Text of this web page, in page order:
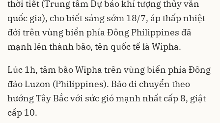
thời tiết (Trung tâm Dự báo khí tượng thủy văn
quốc gia), cho biết sáng sớm 18/7, áp thấp nhiệt
đới trên vùng biển phía Đông Philippines đã
mạnh lên thành bão, tên quốc tế là Wipha.
Lúc 1h, tâm bão Wipha trên vùng biển phía Đông
đảo Luzon (Philippines). Bão di chuyển theo
hướng Tây Bắc với sức gió mạnh nhất cấp 8, giật
cấp 10.